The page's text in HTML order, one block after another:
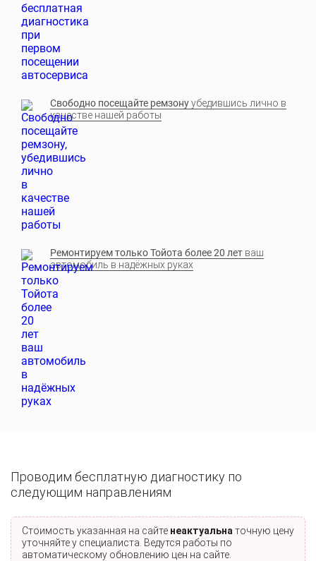
Свободно посещайте ремзонуубедившись лично в
качестве нашей работы
Ремонтируем только Тойота более 20 лет ваш
автомобиль в надёжных руках
Проводим бесплатную диагностику по
следующим направлениям
Стоимость указанная на сайте неактуальна точную цену
уточняйте у специалиста. Ведутся работы по
автоматическому обновлению цен на сайте.